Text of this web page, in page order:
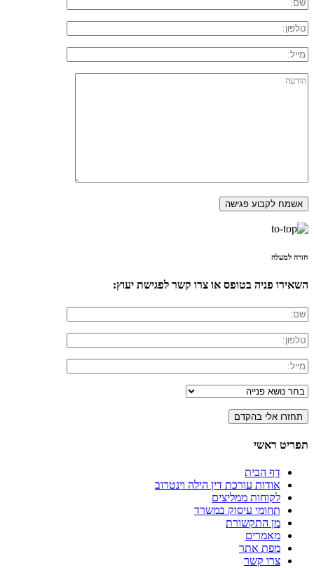
חזרה למעלה
השאירו פניה בטופס או צרו קשר לפגישת יעוץ:
תפריט ראשי
דף הבית
אודות עורכת דין הילה וינטרוב
לקוחות ממליצים
תחומי עיסוק במשרד
מן התקשורת
מאמרים
מפת אתר
צרו קשר